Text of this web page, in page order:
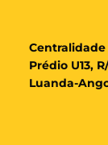
Centralidade
Prédio U13,
Luanda-